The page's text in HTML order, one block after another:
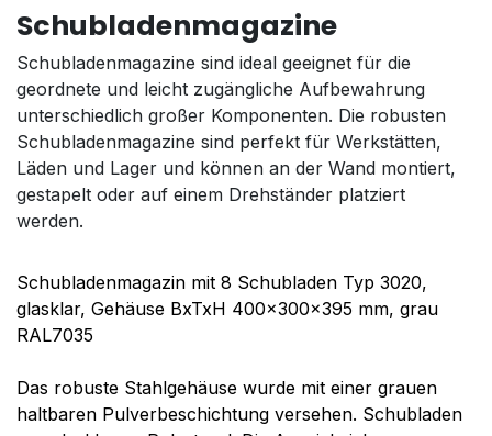
Schubladenmagazine
Schubladenmagazine sind ideal geeignet für die
geordnete und leicht zugängliche Aufbewahrung
unterschiedlich großer Komponenten. Die robusten
Schubladenmagazine sind perfekt für Werkstätten,
Läden und Lager und können an der Wand montiert,
gestapelt oder auf einem Drehständer platziert
werden.
Schubladenmagazin mit 8 Schubladen Typ 3020,
glasklar, Gehäuse BxTxH 400x300x395 mm, grau
RAL7035
Das robuste Stahlgehäuse wurde mit einer grauen
haltbaren Pulverbeschichtung versehen. Schubladen